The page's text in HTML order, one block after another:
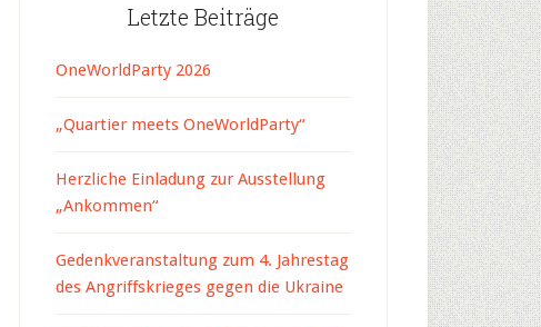
Letzte Beiträge
OneWorldParty 2026
„Quartier meets OneWorldParty“
Herzliche Einladung zur Ausstellung
„Ankommen“
Gedenkveranstaltung zum 4. Jahrestag
des Angriffskrieges gegen die Ukraine